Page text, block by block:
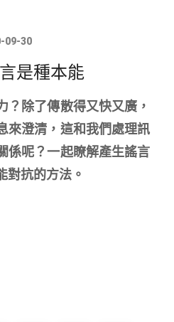
09-30
是種本能
？除了傳散得又快又廣，
來澄清，這和我們處理訊
係呢？一起瞭解產生謠言
對抗的方法。